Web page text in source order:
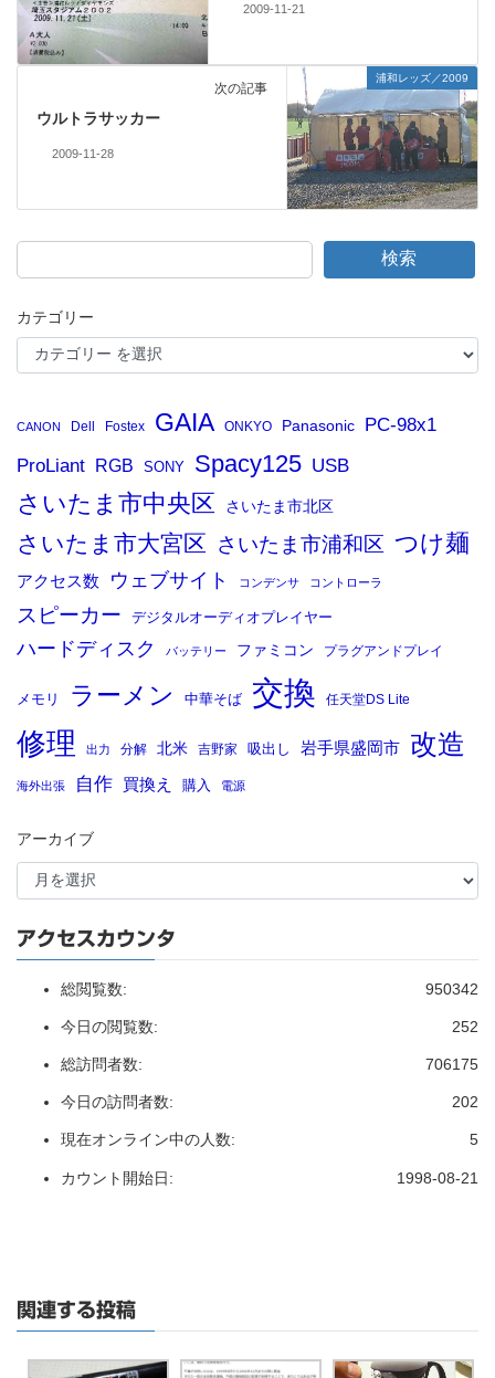
2009-11-21
浦和レッズ／2009
次の記事
ウルトラサッカー
2009-11-28
検索
カテゴリー
CANON Dell Fostex GAIA ONKYO Panasonic PC-98x1
ProLiant RGB SONY Spacy125 USB
さいたま市中央区 さいたま市北区
さいたま市大宮区 さいたま市浦和区 つけ麺
アクセス数 ウェブサイト コンデンサ コントローラ
スピーカー デジタルオーディオプレイヤー
ハードディスク バッテリー ファミコン プラグアンドプレイ
メモリ ラーメン 中華そば 交換 任天堂DS Lite
修理 出力 分解 北米 吉野家 吸出し 岩手県盛岡市 改造
海外出張 自作 買換え 購入 電源
アーカイブ
アクセスカウンタ
950342
総閲覧数:
252
今日の閲覧数:
706175
総訪問者数:
202
今日の訪問者数:
5
現在オンライン中の人数:
1998-08-21
カウント開始日:
関連する投稿